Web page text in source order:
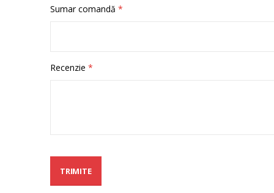
Sumar comandă
Recenzie
TRIMITE